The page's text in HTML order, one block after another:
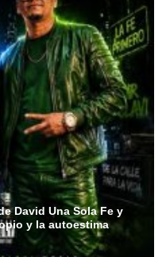
David Una Sola Fe y
y la autoestima